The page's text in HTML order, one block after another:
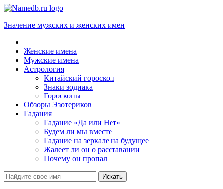
Значение мужских и женских имен
Женские имена
Мужские имена
Астрология
Китайский гороскоп
Знаки зодиака
Гороскопы
Обзоры Эзотериков
Гадания
Гадание «Да или Нет»
Будем ли мы вместе
Гадание на зеркале на будущее
Жалеет ли он о расставании
Почему он пропал